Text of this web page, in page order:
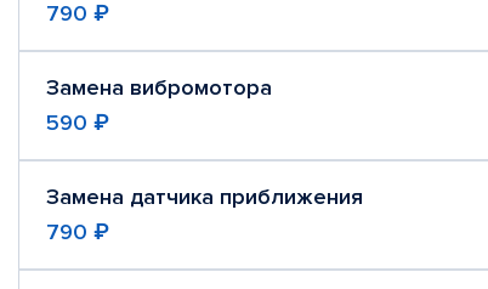
790 ₽
Замена вибромотора
590 ₽
Замена датчика приближения
790 ₽